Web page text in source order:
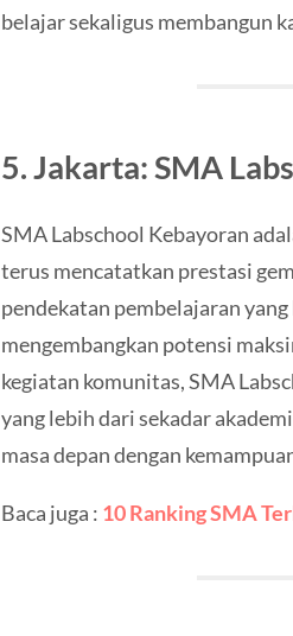
belajar sekaligus membangun
5. Jakarta: SMA
SMA Labschool Kebayoran
terus mencatatkan prestasi
pendekatan pembelajaran
mengembangkan potensi
kegiatan komunitas, SMA
yang lebih dari sekadar
masa depan dengan
Baca juga : 10 Ranking SMA